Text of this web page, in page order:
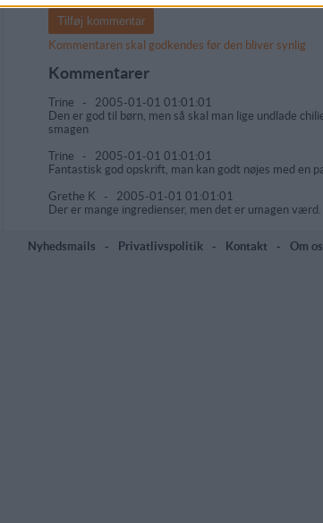
Kommentaren skal godkendes før den bliver synlig
Kommentarer
Trine - 2005-01-01 01:01:01
Den er god til børn, men så skal man lige undlade
smagen
Trine
- 2005-01-01 01:01:01
Fantastisk god opskrift, man kan godt nøjes med en
Grethe K
- 2005-01-01 01:01:01
Der er mange ingredienser, men det er umagen værd.
Nyhedsmails - Privatlivspolitik - Kontakt - Om os